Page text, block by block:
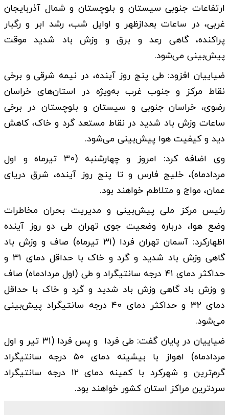
ارتفاعات جنوبی سیستان و بلوچستان و شمال آذربایجان
غربی، در ساعات بعدازظهر و اوایل شب، رشد ابر و رگبار
پراکنده، گاهی رعد و برق و وزش باد شدید موقت
پیش‌بینی می‌شود.
ضیاییان افزود: طی پنج روز آینده، در نیمه شرقی و برخی
نقاط مرکز و جنوب غرب به‌ویژه در استان‌های خراسان
رضوی، خراسان جنوبی و سیستان و بلوچستان در برخی
ساعات وزش باد شدید در نقاط مستعد گرد و خاک، کاهش
دید و کیفیت هوا پیش‌بینی می‌شود.
وی اضافه کرد: امروز و چهارشنبه (۳۰ تیرماه و اول
مردادماه)، خلیج فارس و تا پنج روز آینده، شرق دریای
عمان، مواج و متلاطم خواهند بود.
رئیس مرکز ملی پیش‌بینی و مدیریت بحران مخاطرات
وضع هوا، درباره وضعیت جوی تهران طی دو روز آینده
اظهارکرد: آسمان تهران فردا (۳۱ تیرماه) صاف و وزش باد
گاهی وزش باد شدید و گرد و خاک با حداقل دمای ۳۱ و
حداکثر دمای ۴۱ درجه سانتیگراد و طی ‌(اول مردادماه) صاف
و وزش باد گاهی وزش باد شدید و گرد و خاک با حداقل
دمای ۳۲ و حداکثر دمای ۴۰ درجه سانتیگراد پیش‌بینی
می‌شود.
ضیاییان در پایان گفت: طی فردا و پس فردا (۳۱ تیر و اول
مردادماه) اهواز با بیشینه دمای ۵۰ درجه سانتیگراد
گرم‌ترین و شهرکرد با کمینه دمای ۱۲ درجه سانتیگراد
سردترین مراکز استان‌ کشور خواهند بود.